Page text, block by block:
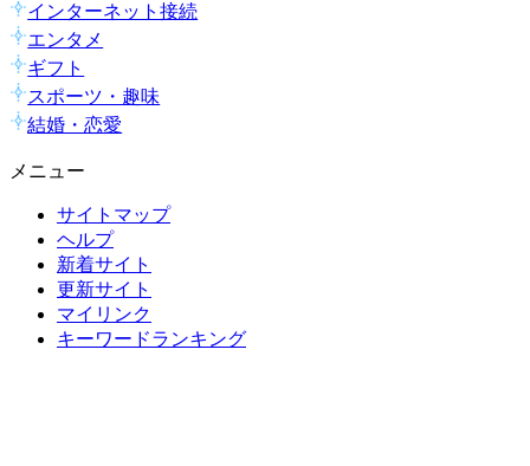
インターネット接続
エンタメ
ギフト
スポーツ・趣味
結婚・恋愛
メニュー
サイトマップ
ヘルプ
新着サイト
更新サイト
マイリンク
キーワードランキング